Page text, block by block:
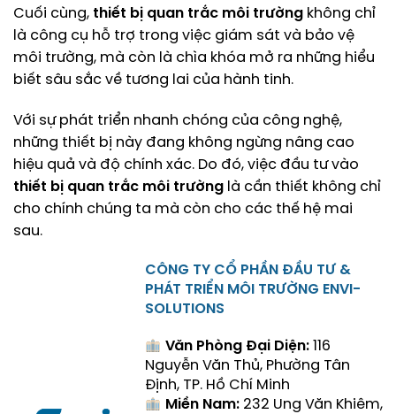
Cuối cùng, thiết bị quan trắc môi trường không chỉ
là công cụ hỗ trợ trong việc giám sát và bảo vệ
môi trường, mà còn là chìa khóa mở ra những hiểu
biết sâu sắc về tương lai của hành tinh.
Với sự phát triển nhanh chóng của công nghệ,
những thiết bị này đang không ngừng nâng cao
hiệu quả và độ chính xác. Do đó, việc đầu tư vào
thiết bị quan trắc môi trường là cần thiết không chỉ
cho chính chúng ta mà còn cho các thế hệ mai
sau.
CÔNG TY CỔ PHẦN ĐẦU TƯ &
PHÁT TRIỂN MÔI TRƯỜNG ENVI-
SOLUTIONS
Văn Phòng Đại Diện:116
Nguyễn Văn Thủ, Phường Tân
Định, TP. Hồ Chí Minh
Miền Nam:232 Ung Văn Khiêm,